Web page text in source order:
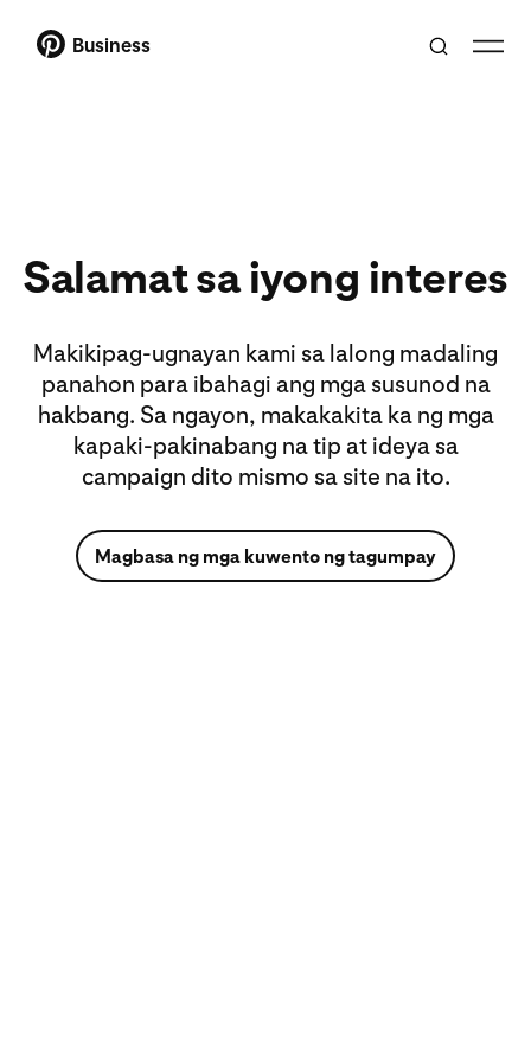
Business
Salamat sa iyong interes
Makikipag-ugnayan kami sa lalong madaling
panahon para ibahagi ang mga susunod na
hakbang. Sa ngayon, makakakita ka ng mga
kapaki-pakinabang na tip at ideya sa
campaign dito mismo sa site na ito.
Magbasa ng mga kuwento ng tagumpay